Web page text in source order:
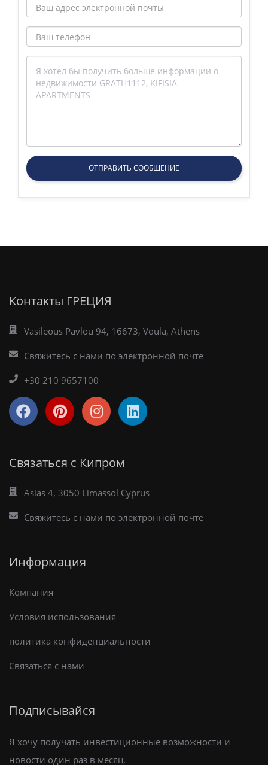
ОТПРАВИТЬ СООБЩЕНИЕ
Контакты ГРЕЦИЯ
Vasileous Pavlou 94, 16673, Voula, Athens
Свяжитесь с нами по электронной почте
+30 210 9657100
Связаться с Кипром
Asias 4, 3050 Limassol Cyprus
Свяжитесь с нами по электронной почте
Информация
Компания
Условия использования
политика конфиденциальности
Связаться с нами
Подписывайся
Я хочу получать инвестиционные возможности и
новости один раз в месяц.